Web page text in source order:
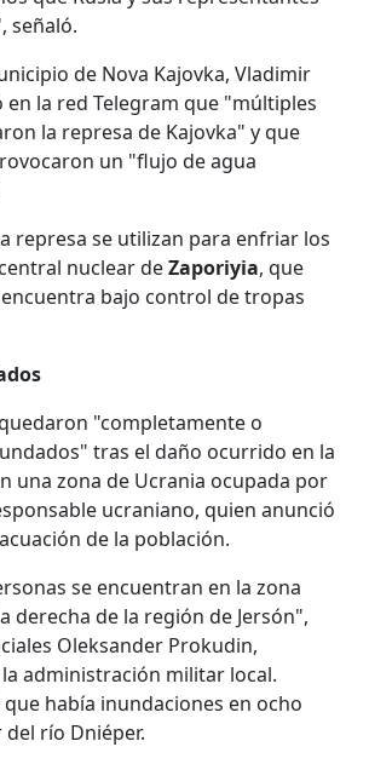
señaló.
de Nova Kajovka, Vladimir
en la red Telegram que "múltiples
la represa de Kajovka" y que
un "flujo de agua
represa se utilizan para enfriar los
nuclear deZaporiyia, que
bajo control de tropas
"completamente o
tras el daño ocurrido en la
una zona de Ucrania ocupada por
ucraniano, quien anunció
de la población.
se encuentran en la zona
derecha de la región de Jersón",
Oleksander Prokudin,
administración militar local.
había inundaciones en ocho
río Dniéper.